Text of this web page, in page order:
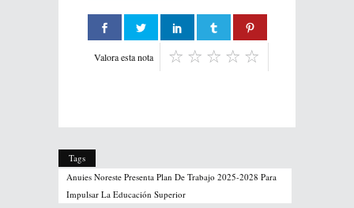
Valora esta nota
Tags
Anuies Noreste Presenta Plan De Trabajo 2025-2028 Para
Impulsar La Educación Superior